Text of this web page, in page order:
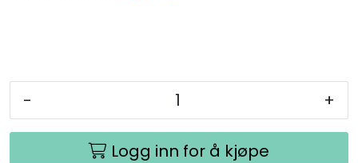
- +
Logg inn for å kjøpe